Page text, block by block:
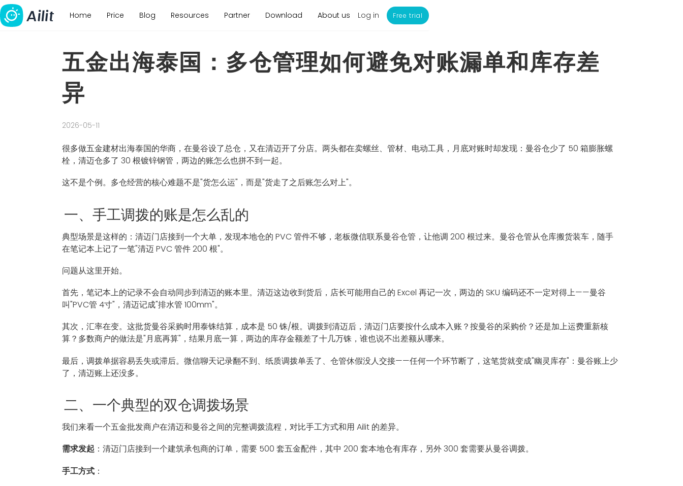
Home Price Blog Resources Partner Download About us Log in Free trial
五金出海泰国：多仓管理如何避免对账漏单和库存差
异
2026-05-11
很多做五金建材出海泰国的华商，在曼谷设了总仓，又在清迈开了分店。两头都在卖螺丝、管材、电动工具，月底对账时却发现：曼谷仓少了 50 箱膨胀螺
栓，清迈仓多了 30 根镀锌钢管，两边的账怎么也拼不到一起。
这不是个例。多仓经营的核心难题不是"货怎么运"，而是"货走了之后账怎么对上"。
一、手工调拨的账是怎么乱的
典型场景是这样的：清迈门店接到一个大单，发现本地仓的 PVC 管件不够，老板微信联系曼谷仓管，让他调 200 根过来。曼谷仓管从仓库搬货装车，随手
在笔记本上记了一笔"清迈 PVC 管件 200 根"。
问题从这里开始。
首先，笔记本上的记录不会自动同步到清迈的账本里。清迈这边收到货后，店长可能用自己的 Excel 再记一次，两边的 SKU 编码还不一定对得上——曼谷
叫"PVC管 4寸"，清迈记成"排水管 100mm"。
其次，汇率在变。这批货曼谷采购时用泰铢结算，成本是 50 铢/根。调拨到清迈后，清迈门店要按什么成本入账？按曼谷的采购价？还是加上运费重新核
算？多数商户的做法是"月底再算"，结果月底一算，两边的库存金额差了十几万铢，谁也说不出差额从哪来。
最后，调拨单据容易丢失或滞后。微信聊天记录翻不到、纸质调拨单丢了、仓管休假没人交接——任何一个环节断了，这笔货就变成"幽灵库存"：曼谷账上少
了，清迈账上还没多。
二、一个典型的双仓调拨场景
我们来看一个五金批发商户在清迈和曼谷之间的完整调拨流程，对比手工方式和用 Ailit 的差异。
需求发起 ：清迈门店接到一个建筑承包商的订单，需要 500 套五金配件，其中 200 套本地仓有库存，另外 300 套需要从曼谷调拨。
手工方式 ：